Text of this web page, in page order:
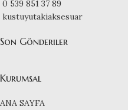
0 539 851 37 89
kustuyutakiaksesuar
Son Gönderiler
Kurumsal
ANA SAYFA